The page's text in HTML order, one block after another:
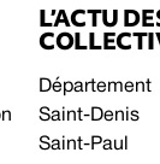
L’ACTU
Département
Saint-Denis
Saint-Paul